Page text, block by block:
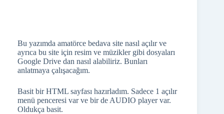
Bu yazımda amatörce bedava site nasıl açılır ve
ayrıca bu site için resim ve müzikler gibi dosyaları
Google Drive dan nasıl alabiliriz. Bunları
anlatmaya çalışacağım.
Basit bir HTML sayfası hazırladım. Sadece 1 açılır
menü penceresi var ve bir de AUDIO player var.
Oldukça basit.